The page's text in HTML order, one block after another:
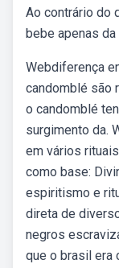
Ao contrário do
bebe apenas da
Webdiferença
candomblé são
o candomblé
surgimento da.
em vários
como base:
espiritismo e
direta de
negros
que o brasil era